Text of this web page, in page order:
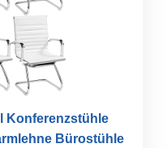
Konferenzstühle
Bürostühle